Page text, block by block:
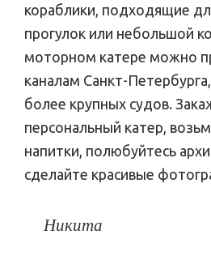
кораблики, подходящие
прогулок или небольшой
моторном катере можно
каналам Санкт-
более крупных судов.
персональный катер,
напитки, полюбуйтесь
сделайте красивые
Никита